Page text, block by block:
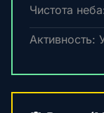
Чистота
Активность: